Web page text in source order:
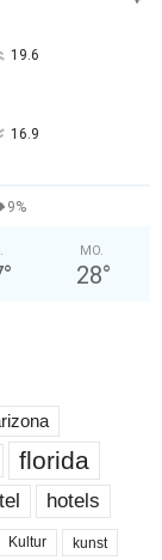
19.6
16.9
9%
°
MO.
28°
florida
hotels
Kultur kunst